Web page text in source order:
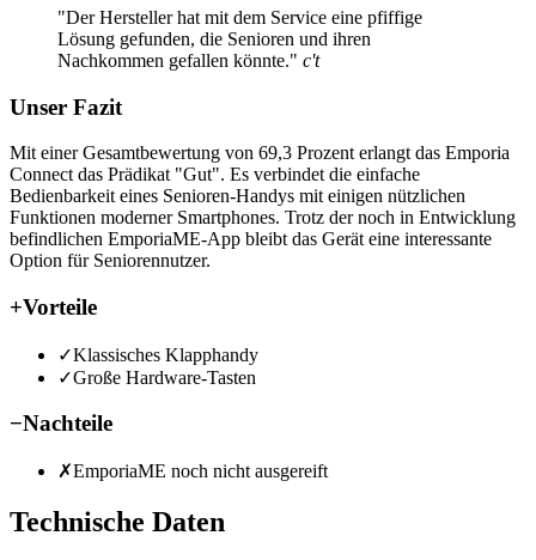
"Der Hersteller hat mit dem Service eine pfiffige
Lösung gefunden, die Senioren und ihren
Nachkommen gefallen könnte." c't
Unser Fazit
Mit einer Gesamtbewertung von 69,3 Prozent erlangt das Emporia
Connect das Prädikat "Gut". Es verbindet die einfache
Bedienbarkeit eines Senioren-Handys mit einigen nützlichen
Funktionen moderner Smartphones. Trotz der noch in Entwicklung
befindlichen EmporiaME-App bleibt das Gerät eine interessante
Option für Seniorennutzer.
+Vorteile
✓Klassisches Klapphandy
✓Große Hardware-Tasten
−Nachteile
✗EmporiaME noch nicht ausgereift
Technische Daten